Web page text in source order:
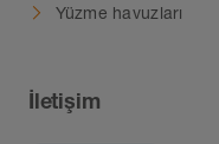
Yüzme havuzları
İletişim